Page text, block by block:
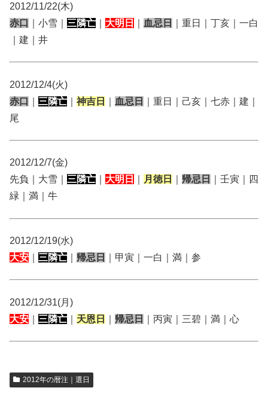
2012/11/22(木)
赤口
｜小雪｜ 三隣亡 大明日 血忌日
｜重日｜丁亥｜一白
｜建｜井
2012/12/4(火)
赤口
三隣亡 神吉日 血忌日
｜重日｜己亥｜七赤｜建｜
尾
2012/12/7(金)
先負｜大雪｜ 三隣亡 大明日 月徳日 帰忌日
｜壬寅｜四
緑｜満｜牛
2012/12/19(水)
大安
三隣亡 帰忌日 ｜甲寅｜一白｜満｜参
2012/12/31(月)
大安
三隣亡 天恩日 帰忌日 ｜丙寅｜三碧｜満｜心
2012年の暦注｜選日